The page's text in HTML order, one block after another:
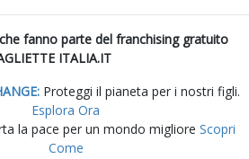
fanno parte del franchising gratuito
ITALIA.IT
Proteggi il pianeta per i nostri figli.
Esplora Ora
la pace per un mondo migliore Scopri
Come